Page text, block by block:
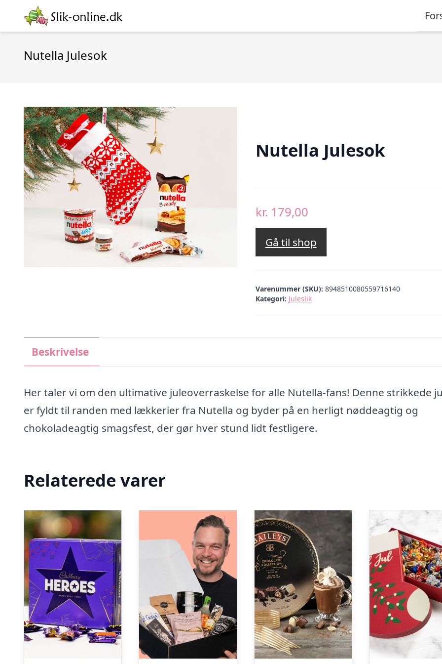
Nutella Julesok
Nutella Julesok
kr. 179,00
Gå til shop
Varenummer (SKU): 8948510080559716140
Kategori: Juleslik
Beskrivelse
Her taler vi om den ultimative juleoverraskelse for alle Nutella-fans! Denne strikkede
er fyldt til randen med lækkerier fra Nutella og byder på en herligt nøddeagtig og
chokoladeagtig smagsfest, der gør hver stund lidt festligere.
Relaterede varer